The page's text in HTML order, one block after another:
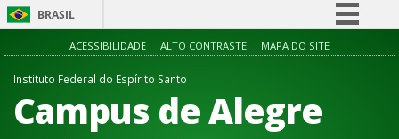
BRASIL
Simplifique!
Acesso à informação
ACESSIBILIDADE ALTO CONTRASTE MAPA DO SITE
Instituto Federal do Espírito Santo
Campus de Alegre